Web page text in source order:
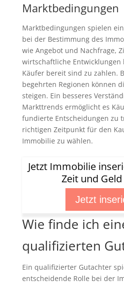
Marktbedingungen
Marktbedingungen spielen
bei der Bestimmung des
wie Angebot und Nachfrage,
wirtschaftliche Entwicklungen
Käufer bereit sind zu zahlen.
begehrten Regionen können
steigen. Ein besseres
Markttrends ermöglicht es
fundierte Entscheidungen zu
richtigen Zeitpunkt für den
Immobilie zu wählen.
Jetzt Immobilie
Zeit und
Jetzt
Wie finde ich
qualifizierten
Ein qualifizierter Gutachter
entscheidende Rolle bei der